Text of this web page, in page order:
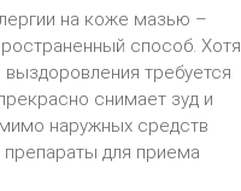
на коже мазью –
способ. Хотя
выздоровления требуется
снимает зуд и
наружных средств
препараты для приема